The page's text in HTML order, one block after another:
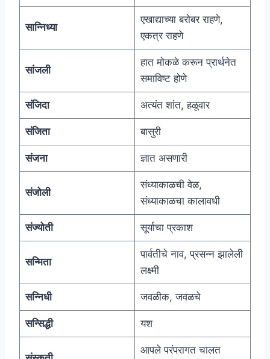
सान्निध्या
एखाद्याच्या बरोबर राहणे,
एकत्र राहणे
सांजली
हात मोकळे करून प्रार्थनेत
समाविष्ट होणे
संजिदा अत्यंत शांत, हळूवार
संजिता बासुरी
संजना ज्ञात असणारी
संजोली
संध्याकाळची वेळ,
संध्याकाळचा कालावधी
संज्योती सूर्याचा प्रकाश
सन्मिता
पार्वतीचे नाव, प्रसन्न झालेली
लक्ष्मी
सन्निधी जवळीक, जवळचे
सन्सिद्धी यश
आपले परंपरागत चालत